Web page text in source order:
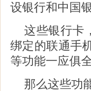
设银行和中国
这些银行卡
绑定的联通手
等功能一应俱全
那么这些功